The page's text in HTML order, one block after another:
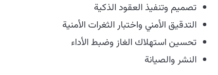
تصميم وتنفيذ العقود الذكية
التدقيق الأمني واختبار الثغرات الأمنية
تحسين استهلاك الغاز وضبط الأداء
النشر والصيانة